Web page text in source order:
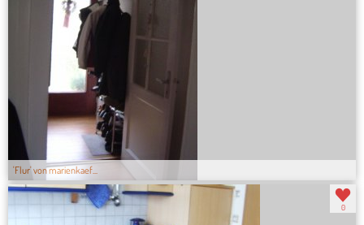
'Flur' von marienkaef...
0